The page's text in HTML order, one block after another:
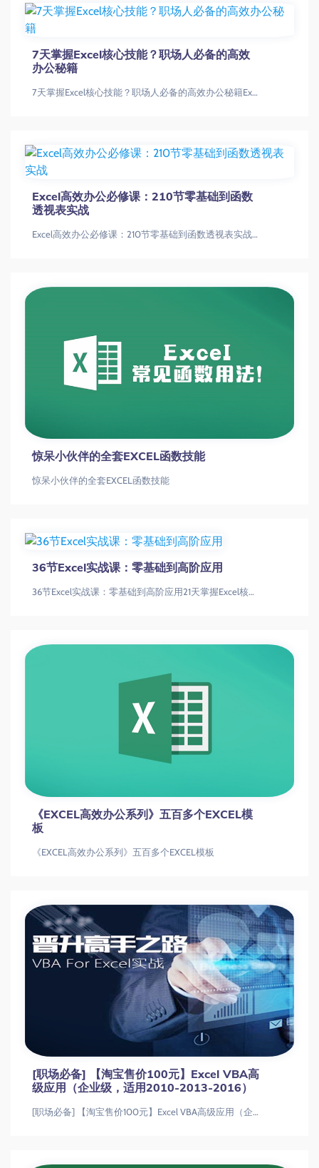
7天掌握Excel核心技能？职场人必备的高效
办公秘籍
7天掌握Excel核心技能？职场人必备的高效办公秘籍Excel系统课：从小白到高手 - 雅客先生Excel教程|Excel函数|数据
Excel高效办公必修课：210节零基础到函数
透视表实战
Excel高效办公必修课：210节零基础到函数透视表实战清风扬Excel全套教程：函数透视表图表Excel函数教程|数据透视表教学|
惊呆小伙伴的全套EXCEL函数技能
惊呆小伙伴的全套EXCEL函数技能
36节Excel实战课：零基础到高阶应用
36节Excel实战课：零基础到高阶应用21天掌握Excel核心技能：从基础操作到高阶应用实战指南Excel函数|数据透视表|动态图
《EXCEL高效办公系列》五百多个EXCEL模
板
《EXCEL高效办公系列》五百多个EXCEL模板
[职场必备] 【淘宝售价100元】Excel VBA高
级应用（企业级，适用2010-2013-2016）
[职场必备] 【淘宝售价100元】Excel VBA高级应用（企业级，适用2010-2013-2016）